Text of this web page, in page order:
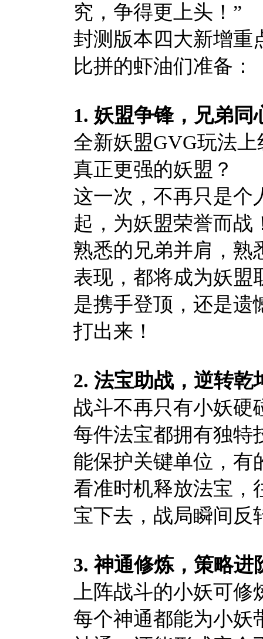
究，争得更上头！”
封测版本四大新增重
比拼的虾油们准备：
1. 妖盟争锋，兄弟同
全新妖盟GVG玩法
真正更强的妖盟？
这一次，不再只是个
起，为妖盟荣誉而战
熟悉的兄弟并肩，熟
表现，都将成为妖盟
是携手登顶，还是遗
打出来！
2. 法宝助战，逆转乾
战斗不再只有小妖硬
每件法宝都拥有独特
能保护关键单位，有
看准时机释放法宝，
宝下去，战局瞬间反
3.神通修炼，策略进
上阵战斗的小妖可
每个神通都能为小妖